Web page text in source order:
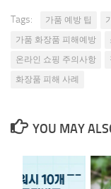
Tags: 가품 예방 팁
가품 화장품 피해예방
온라인 쇼핑 주의사항
화장품 피해 사례
YOU MAY